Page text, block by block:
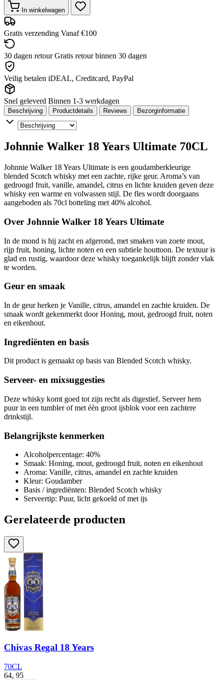
In winkelwagen
Gratis verzending Vanaf €100
30 dagen retour Gratis retour binnen 30 dagen
Veilig betalen iDEAL, Creditcard, PayPal
Snel geleverd Binnen 1-3 werkdagen
Beschrijving Productdetails Reviews Bezorginformatie
Johnnie Walker 18 Years Ultimate 70CL
Johnnie Walker 18 Years Ultimate is een goudamberkleurige
blended Scotch whisky met een zachte, rijke geur. Aroma’s van
gedroogd fruit, vanille, amandel, citrus en lichte kruiden geven deze
whisky een warme en volwassen stijl. De fles wordt doorgaans
aangeboden als 70cl botteling met 40% alcohol.
Over Johnnie Walker 18 Years Ultimate
In de mond is hij zacht en afgerond, met smaken van zoete mout,
rijp fruit, honing, lichte noten en een subtiele houttoon. De textuur is
glad en rustig, waardoor deze whisky toegankelijk blijft zonder vlak
te worden.
Geur en smaak
In de geur herken je Vanille, citrus, amandel en zachte kruiden. De
smaak wordt gekenmerkt door Honing, mout, gedroogd fruit, noten
en eikenhout.
Ingrediënten en basis
Dit product is gemaakt op basis van Blended Scotch whisky.
Serveer- en mixsuggesties
Deze whisky komt goed tot zijn recht als digestief. Serveer hem
puur in een tumbler of met één groot ijsblok voor een zachtere
drinkstijl.
Belangrijkste kenmerken
Alcoholpercentage: 40%
Smaak: Honing, mout, gedroogd fruit, noten en eikenhout
Aroma: Vanille, citrus, amandel en zachte kruiden
Kleur: Goudamber
Basis / ingrediënten: Blended Scotch whisky
Serveertip: Puur, licht gekoeld of met ijs
Gerelateerde producten
Chivas Regal 18 Years
70CL
64, 95